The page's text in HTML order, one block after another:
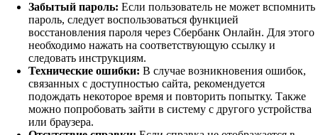
Забытый пароль: Если пользователь не может вспомнить
пароль, следует воспользоваться функцией
восстановления пароля через Сбербанк Онлайн. Для этого
необходимо нажать на соответствующую ссылку и
следовать инструкциям.
Технические ошибки: В случае возникновения ошибок,
связанных с доступностью сайта, рекомендуется
подождать некоторое время и повторить попытку. Также
можно попробовать зайти в систему с другого устройства
или браузера.